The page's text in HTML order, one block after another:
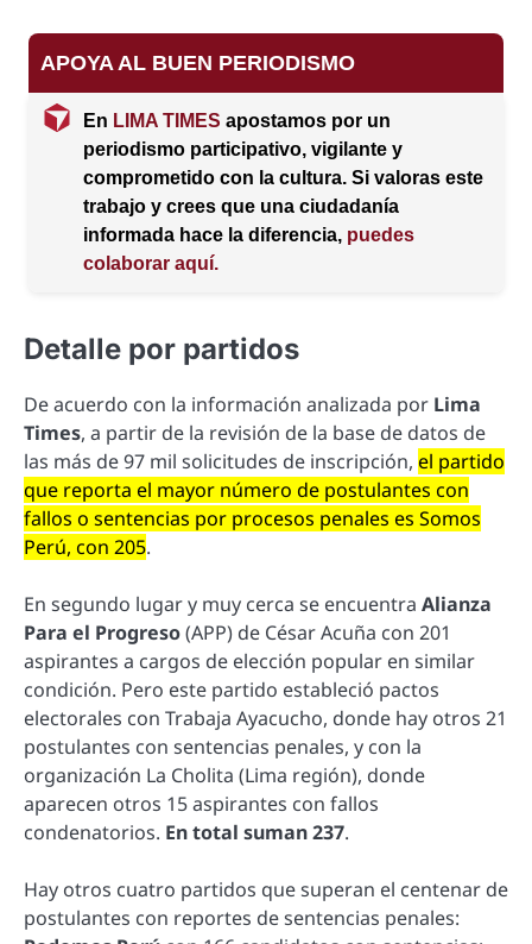
APOYA AL BUEN PERIODISMO
En LIMA TIMES apostamos por un
periodismo participativo, vigilante y
comprometido con la cultura. Si valoras este
trabajo y crees que una ciudadanía
informada hace la diferencia, puedes
colaborar aquí.
Detalle por partidos
De acuerdo con la información analizada por Lima
Times, a partir de la revisión de la base de datos de
las más de 97 mil solicitudes de inscripción, el partido
que reporta el mayor número de postulantes con
fallos o sentencias por procesos penales es Somos
Perú, con 205.
En segundo lugar y muy cerca se encuentra Alianza
Para el Progreso(APP) de César Acuña con 201
aspirantes a cargos de elección popular en similar
condición. Pero este partido estableció pactos
electorales con Trabaja Ayacucho, donde hay otros 21
postulantes con sentencias penales, y con la
organización La Cholita (Lima región), donde
aparecen otros 15 aspirantes con fallos
condenatorios. En total suman 237.
Hay otros cuatro partidos que superan el centenar de
postulantes con reportes de sentencias penales: